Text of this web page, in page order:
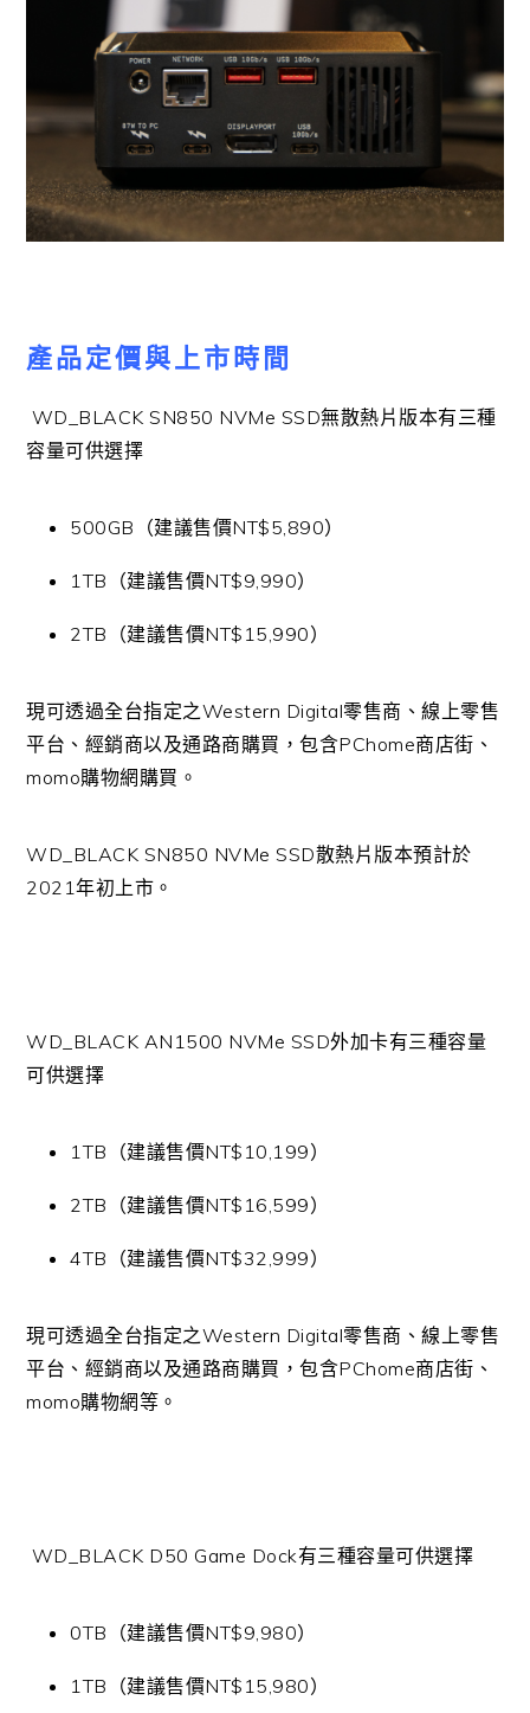
產品定價與上市時間
WD_BLACK SN850 NVMe SSD無散熱片版本有三種
容量可供選擇
500GB（建議售價NT$5,890）
1TB（建議售價NT$9,990）
2TB（建議售價NT$15,990）
現可透過全台指定之Western Digital零售商、線上零售
平台、經銷商以及通路商購買，包含PChome商店街、
momo購物網購買。
WD_BLACK SN850 NVMe SSD散熱片版本預計於
2021年初上市。
WD_BLACK AN1500 NVMe SSD外加卡有三種容量
可供選擇
1TB（建議售價NT$10,199）
2TB（建議售價NT$16,599）
4TB（建議售價NT$32,999）
現可透過全台指定之Western Digital零售商、線上零售
平台、經銷商以及通路商購買，包含PChome商店街、
momo購物網等。
WD_BLACK D50 Game Dock有三種容量可供選擇
0TB（建議售價NT$9,980）
1TB（建議售價NT$15,980）